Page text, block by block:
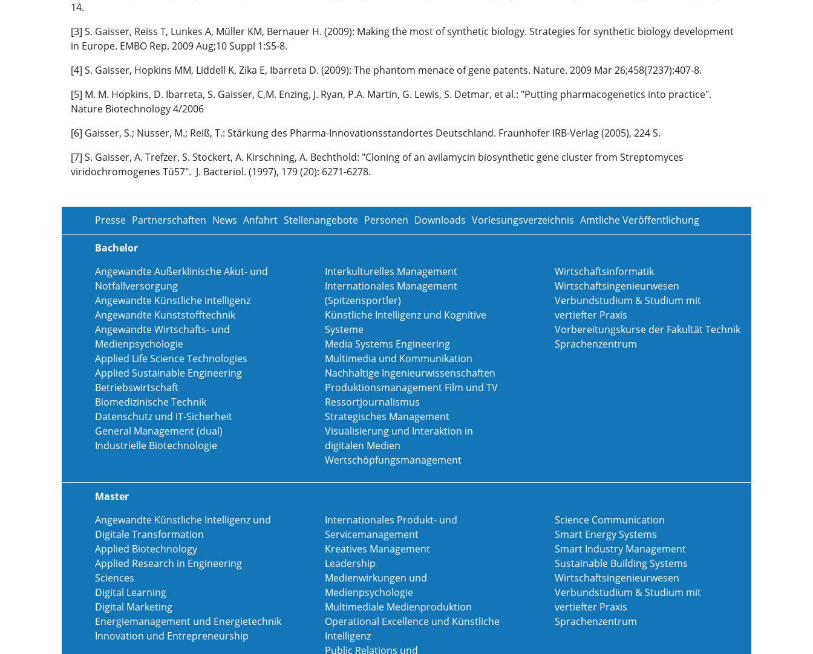
14.
[3] S. Gaisser, Reiss T, Lunkes A, Müller KM, Bernauer H. (2009): Making the most of synthetic biology. Strategies for synthetic biology development
in Europe. EMBO Rep. 2009 Aug;10 Suppl 1:S5-8.
[4] S. Gaisser, Hopkins MM, Liddell K, Zika E, Ibarreta D. (2009): The phantom menace of gene patents. Nature. 2009 Mar 26;458(7237):407-8.
[5] M. M. Hopkins, D. Ibarreta, S. Gaisser, C,M. Enzing, J. Ryan, P.A. Martin, G. Lewis, S. Detmar, et al.: "Putting pharmacogenetics into practice".
Nature Biotechnology 4/2006
[6] Gaisser, S.; Nusser, M.; Reiß, T.: Stärkung des Pharma-Innovationsstandortes Deutschland. Fraunhofer IRB-Verlag (2005), 224 S.
[7] S. Gaisser, A. Trefzer, S. Stockert, A. Kirschning, A. Bechthold: "Cloning of an avilamycin biosynthetic gene cluster from Streptomyces
viridochromogenes Tü57". J. Bacteriol. (1997), 179 (20): 6271-6278.
Presse Partnerschaften News Anfahrt Stellenangebote Personen Downloads Vorlesungsverzeichnis Amtliche Veröffentlichung
Bachelor
Angewandte Außerklinische Akut- und
Notfallversorgung
Angewandte Künstliche Intelligenz
Angewandte Kunststofftechnik
Angewandte Wirtschafts- und
Medienpsychologie
Applied Life Science Technologies
Applied Sustainable Engineering
Betriebswirtschaft
Biomedizinische Technik
Datenschutz und IT-Sicherheit
General Management (dual)
Industrielle Biotechnologie
Interkulturelles Management
Internationales Management
(Spitzensportler)
Künstliche Intelligenz und Kognitive
Systeme
Media Systems Engineering
Multimedia und Kommunikation
Nachhaltige Ingenieurwissenschaften
Produktionsmanagement Film und TV
Ressortjournalismus
Strategisches Management
Visualisierung und Interaktion in
digitalen Medien
Wertschöpfungsmanagement
Wirtschaftsinformatik
Wirtschaftsingenieurwesen
Verbundstudium & Studium mit
vertiefter Praxis
Vorbereitungskurse der Fakultät Technik
Sprachenzentrum
Master
Angewandte Künstliche Intelligenz und
Digitale Transformation
Applied Biotechnology
Applied Research in Engineering
Sciences
Digital Learning
Digital Marketing
Energiemanagement und Energietechnik
Innovation und Entrepreneurship
Internationales Produkt- und
Servicemanagement
Kreatives Management
Leadership
Medienwirkungen und
Medienpsychologie
Multimediale Medienproduktion
Operational Excellence und Künstliche
Intelligenz
Public Relations und
Science Communication
Smart Energy Systems
Smart Industry Management
Sustainable Building Systems
Wirtschaftsingenieurwesen
Verbundstudium & Studium mit
vertiefter Praxis
Sprachenzentrum